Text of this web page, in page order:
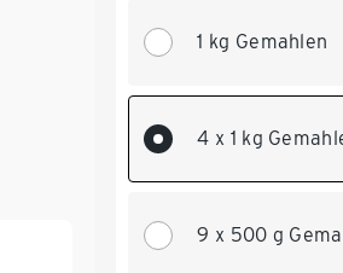
1 kg Gemahlen
4 x 1 kg
9 x 500 g